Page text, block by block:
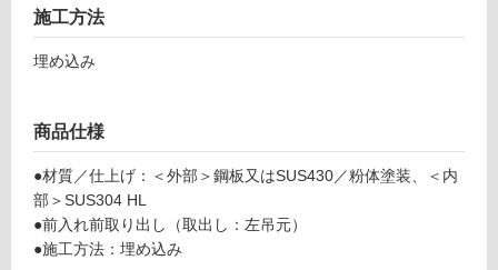
ー
ン
グ
施工方法
埋め込み
商品仕様
●材質／仕上げ：＜外部＞鋼板又はSUS430／粉体塗装、＜内
部＞SUS304 HL
●前入れ前取り出し（取出し：左吊元）
●施工方法：埋め込み